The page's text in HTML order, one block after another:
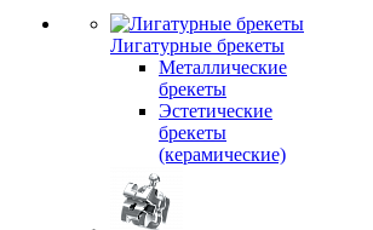
Лигатурные брекеты
Металлические
брекеты
Эстетические
брекеты
(керамические)